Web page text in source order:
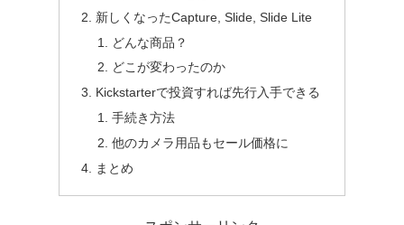
新しくなったCapture, Slide, Slide Lite
どんな商品？
どこが変わったのか
Kickstarterで投資すれば先行入手できる
手続き方法
他のカメラ用品もセール価格に
まとめ